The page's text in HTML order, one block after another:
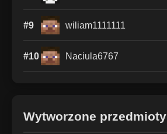
#9 wiliam1111111
#10 Naciula6767
Wytworzone przedmioty